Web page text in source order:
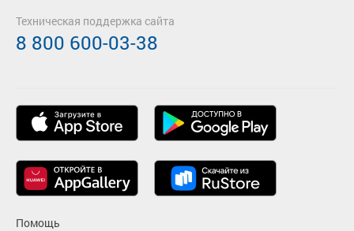
Помощь
Техническая поддержка сайта
8 800 600-03-38